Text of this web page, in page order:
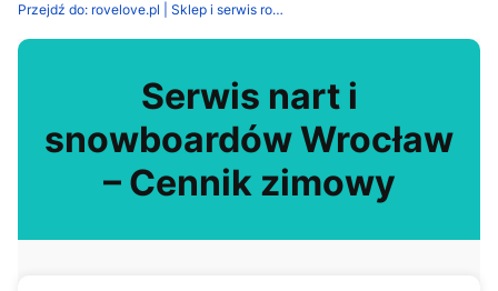
Przejdź do: rovelove.pl | Sklep i serwis rowerowy
Serwis nart i
snowboardów Wrocław
– Cennik zimowy